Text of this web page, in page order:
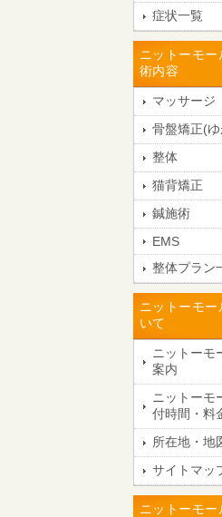
症状一覧
ニットーモ
術内容
マッサージ
骨盤矯正(
整体
猫背矯正
鍼施術
EMS
整体プラン
ニットーモー
いて
ニットーモ
案内
ニットーモ
付時間・料
所在地・地
サイトマッ
ニットーモ